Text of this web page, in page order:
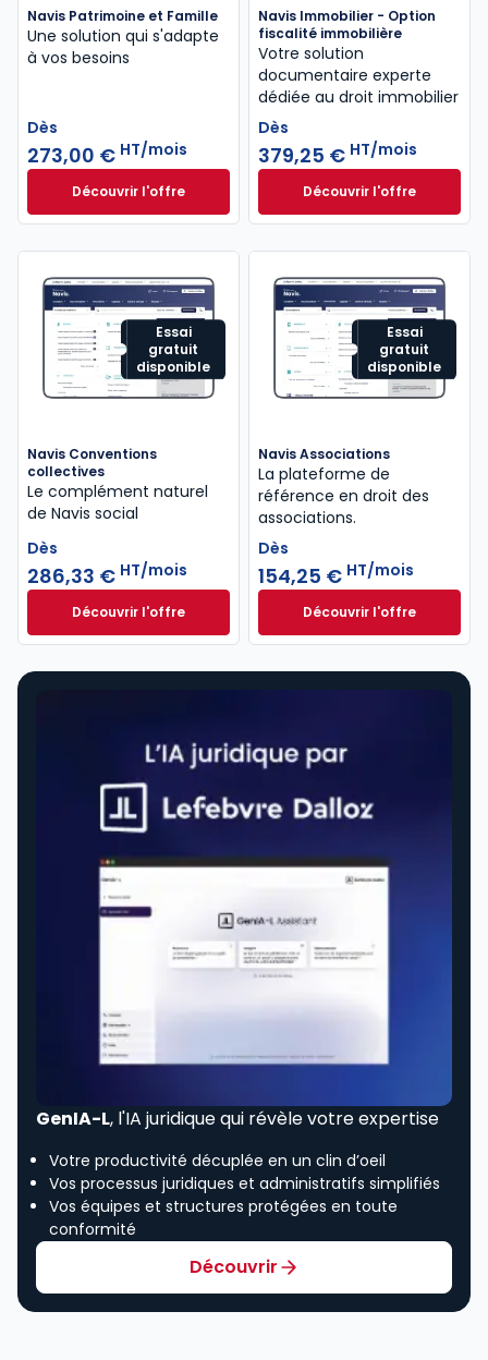
Navis Patrimoine et Famille
Une solution qui s'adapte
à vos besoins
Dès
273,00 € HT/mois
Découvrir l'offreNavis Patrimoine et Famille à partir de
Dès
Navis Immobilier - Option
fiscalité immobilière
Votre solution
documentaire experte
dédiée au droit immobilier
Dès
379,25 € HT/mois
Découvrir l'offreNavis Immobilier
Dès
Essai
gratuit
disponible
Navis Conventions
collectives
Le complément naturel
de Navis social
Dès
286,33 € HT/mois
Découvrir l'offreNavis Conventions collectives à partir de
Dès
Essai
gratuit
disponible
Navis Associations
La plateforme de
référence en droit des
associations.
Dès
154,25 € HT/mois
Découvrir l'offre
Navis
Dès
GenIA-L, l'IA juridique qui révèle votre expertise
Votre productivité décuplée en un clin d’oeil
Vos processus juridiques et administratifs simplifiés
Vos équipes et structures protégées en toute
conformité
Découvrir